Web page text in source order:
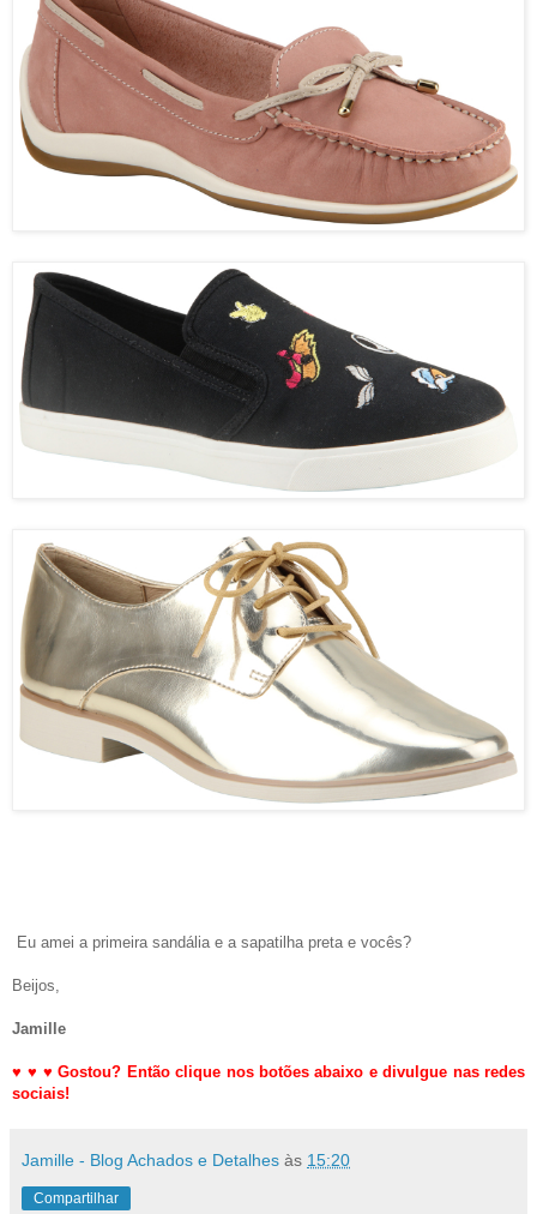
Eu amei a primeira sandália e a sapatilha preta e vocês?
Beijos,
Jamille
♥ ♥ ♥Gostou? Então clique nos botões abaixo e divulgue nas redes
sociais!
Jamille - Blog Achados e Detalhes às 15:20
Compartilhar